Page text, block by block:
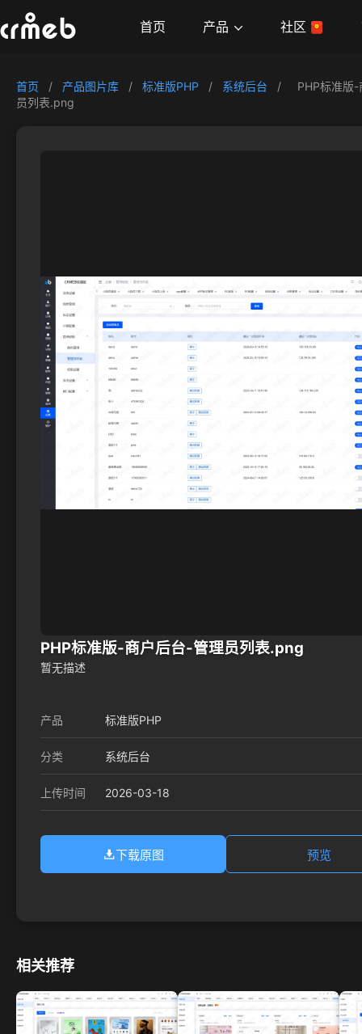
首页 产品 社区
首页 / 产品图片库 / 标准版PHP / 系统后台 /
PHP标准版
员列表.png
PHP标准版-商户后台-管理员列表.png
暂无描述
产品 标准版PHP
分类 系统后台
上传时间 2026-03-18
下载原图 预览
相关推荐